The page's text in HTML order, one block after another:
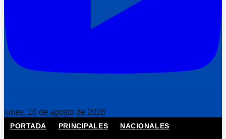
lunes, 10 de agosto de 2026
PORTADA PRINCIPALES NACIONALES